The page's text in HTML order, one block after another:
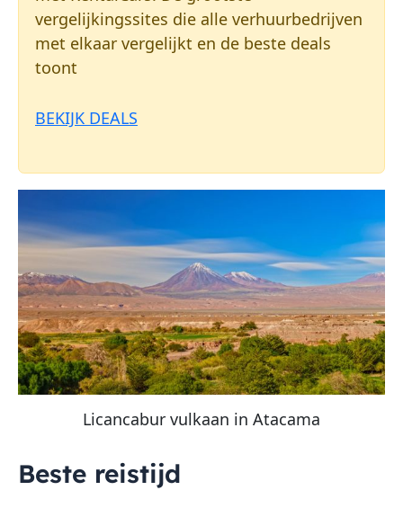
vergelijkingssites die alle verhuurbedrijven
met elkaar vergelijkt en de beste deals
toont
BEKIJK DEALS
Licancabur vulkaan in Atacama
Beste reistijd